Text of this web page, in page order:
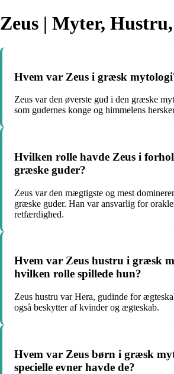
Zeus | Myter,
Hvem var Zeus i græsk
Zeus var den øverste gud i den græske
som gudernes konge og himmelens
Hvilken rolle havde Zeus i
græske guder?
Zeus var den mægtigste og mest
græske guder. Han var ansvarlig for
retfærdighed.
Hvem var Zeus hustru i græsk
hvilken rolle spillede hun?
Zeus hustru var Hera, gudinde for
også beskytter af kvinder og ægteskab.
Hvem var Zeus børn i græsk
specielle evner havde de?